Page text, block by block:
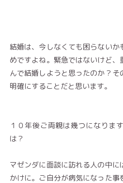
結婚は、今しなくても困らない
めですよね。緊急ではないけど
んで結婚しようと思ったのか？そ
明確にすることだと思います。
１０年後ご両親は幾つになりま
は？
マゼンダに面談に訪れる人の中に
かけに。ご自分が病気になった事